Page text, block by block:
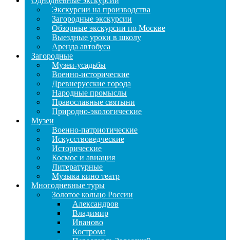
Экскурсии на производства
Загородные экскурсии
Обзорные экскурсии по Москве
Выездные уроки в школу
Аренда автобуса
Загородные
Музеи-усадьбы
Военно-исторические
Древнерусские города
Народные промыслы
Православные святыни
Природно-экологические
Музеи
Военно-патриотические
Искусствоведческие
Исторические
Космос и авиация
Литературные
Музыка кино театр
Многодневные туры
Золотое кольцо России
Александров
Владимир
Иваново
Кострома